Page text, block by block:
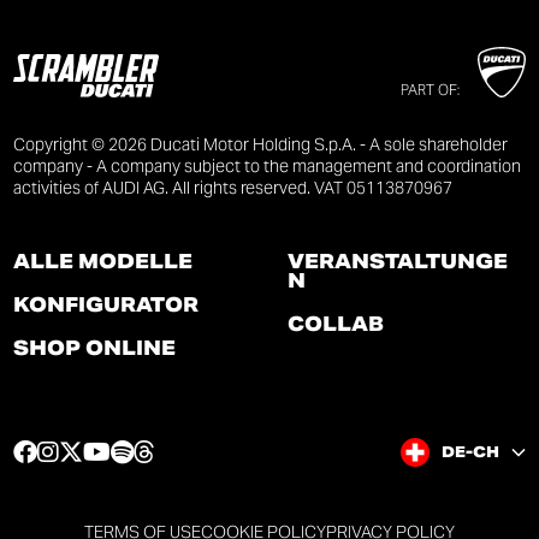
PART OF:
Copyright © 2026 Ducati Motor Holding S.p.A. - A sole shareholder
company - A company subject to the management and coordination
activities of AUDI AG. All rights reserved. VAT 05113870967
ALLE MODELLE
KONFIGURATOR
SHOP ONLINE
VERANSTALTUNGE
N
COLLAB
F I T
t
Y
t
S
t e
DE-CH
TERMS OF USECOOKIE POLICYPRIVACY POLICY